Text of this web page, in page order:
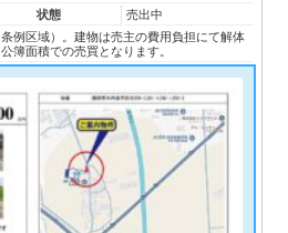
状態
売出中
例区域）。建物は売主の費用負担にて解体
簿面積での売買となります。